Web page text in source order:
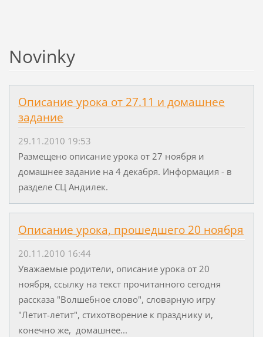
Novinky
Описание урока от 27.11 и домашнее
задание
29.11.2010 19:53
Размещено описание урока от 27 ноября и
домашнее задание на 4 декабря. Информация - в
разделе СЦ Андилек.
Описание урока, прошедшего 20 ноября
20.11.2010 16:44
Уважаемые родители, описание урока от 20
ноября, ссылку на текст прочитанного сегодня
рассказа "Волшебное слово", словарную игру
"Летит-летит", стихотворение к празднику и,
конечно же, домашнее...